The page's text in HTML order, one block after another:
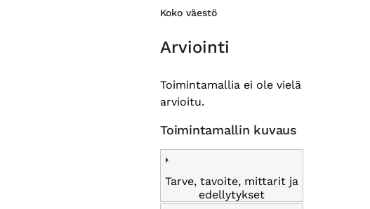
Koko väestö
Arviointi
Toimintamallia ei ole vielä
arvioitu.
Toimintamallin kuvaus
Tarve, tavoite, mittarit ja
edellytykset